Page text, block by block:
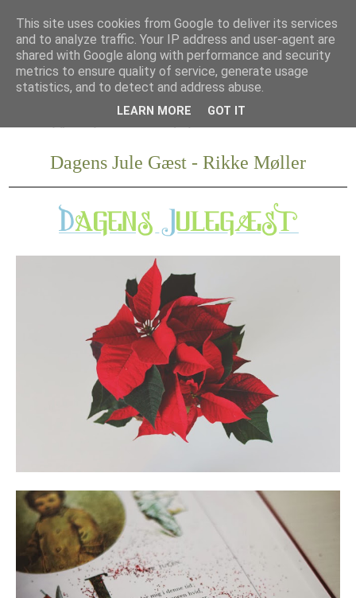
Dagens Jule Gæst - Rikke Møller
This site uses cookies from Google to deliver its services
and to analyze traffic. Your IP address and user-agent are
shared with Google along with performance and security
metrics to ensure quality of service, generate usage
statistics, and to detect and address abuse.
LEARN MORE GOT IT